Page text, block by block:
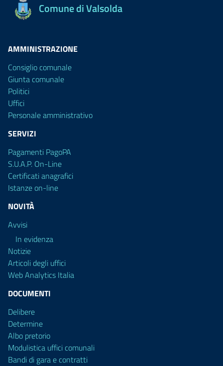
Comune di Valsolda
AMMINISTRAZIONE
Consiglio comunale
Giunta comunale
Politici
Uffici
Personale amministrativo
SERVIZI
Pagamenti PagoPA
S.U.A.P. On-Line
Certificati anagrafici
Istanze on-line
NOVITÀ
Avvisi
In evidenza
Notizie
Articoli degli uffici
Web Analytics Italia
DOCUMENTI
Delibere
Determine
Albo pretorio
Modulistica uffici comunali
Bandi di gara e contratti